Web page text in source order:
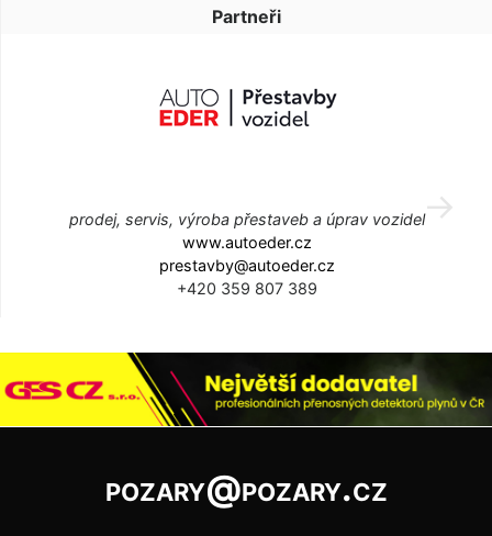
Partneři
prodej, servis, výroba přestaveb a úprav vozidel
www.autoeder.cz
prestavby@autoeder.cz
+420 359 807 389
pozary@pozary.cz